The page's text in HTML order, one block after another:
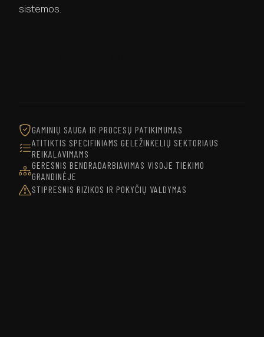
sistemos.
GAMINIŲ SAUGA IR PROCESŲ PATIKIMUMAS
ATITIKTIS SPECIFINIAMS GELEŽINKELIŲ SEKTORIAUS
REIKALAVIMAMS
GERESNIS BENDRADARBIAVIMAS VISOJE TIEKIMO
GRANDINĖJE
STIPRESNIS RIZIKOS IR POKYČIŲ VALDYMAS